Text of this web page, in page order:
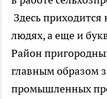
Здесь приходится
людях, а еще и
Район
главным образом
промышленных